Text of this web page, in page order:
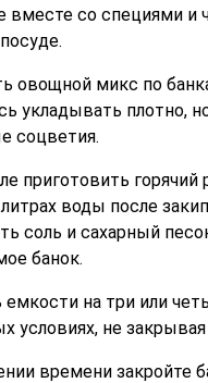
вместе со специями и
овощной микс по
укладывать плотно,
соцветия.
приготовить горячий
воды после
соль и сахарный
банок.
емкости на три или
условиях, не
времени закройте